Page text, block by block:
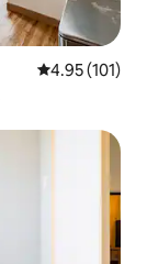
レビュー101
4.95 (101)